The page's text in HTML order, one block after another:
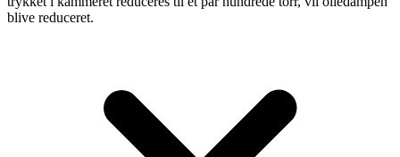
blive reduceret.